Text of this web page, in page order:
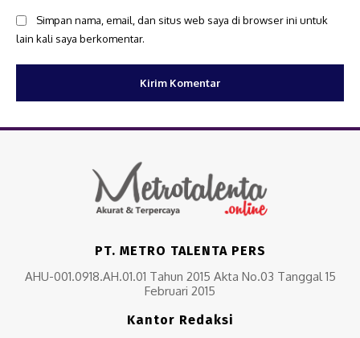
Simpan nama, email, dan situs web saya di browser ini untuk
lain kali saya berkomentar.
PT. METRO TALENTA PERS
AHU-001.0918.AH.01.01 Tahun 2015 Akta No.03 Tanggal 15
Februari 2015
Kantor Redaksi